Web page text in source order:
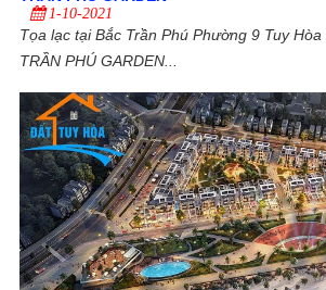
1-10-2021
Tọa lạc tại Bắc Trần Phú Phường 9 Tuy
TRẦN PHÚ GARDEN...